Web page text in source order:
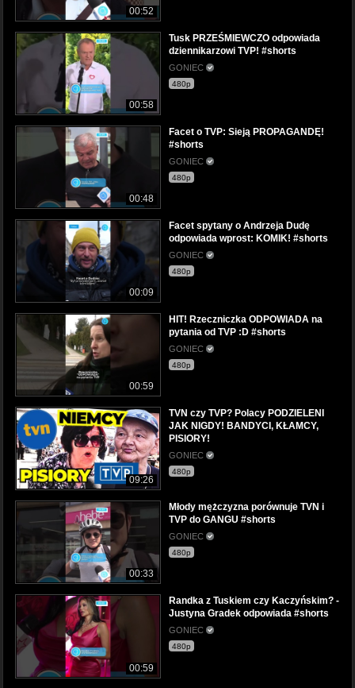
00:52
00:58
Tusk PRZEŚMIEWCZO odpowiada
dziennikarzowi TVP! #shorts
GONIEC
480p
00:48
Facet o TVP: Sieją PROPAGANDĘ!
#shorts
GONIEC
480p
00:09
Facet spytany o Andrzeja Dudę
odpowiada wprost: KOMIK! #shorts
GONIEC
480p
00:59
HIT! Rzeczniczka ODPOWIADA na
pytania od TVP :D #shorts
GONIEC
480p
09:26
TVN czy TVP? Polacy PODZIELENI
JAK NIGDY! BANDYCI, KŁAMCY,
PISIORY!
GONIEC
480p
00:33
Młody mężczyzna porównuje TVN i
TVP do GANGU #shorts
GONIEC
480p
00:59
Randka z Tuskiem czy Kaczyńskim? -
Justyna Gradek odpowiada #shorts
GONIEC
480p